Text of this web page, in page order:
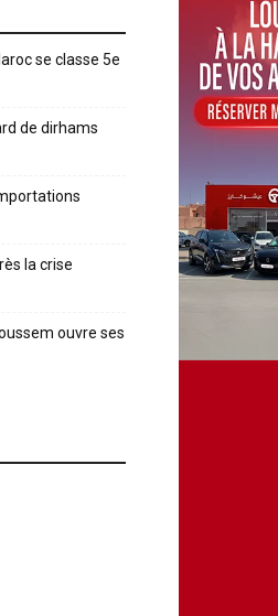
se classe 5e
de dirhams
la crise
ouvre ses